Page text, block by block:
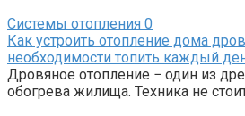
Системы отопления 0
Как устроить отопление дома
необходимости топить каждый
Дровяное отопление − один из
обогрева жилища. Техника не